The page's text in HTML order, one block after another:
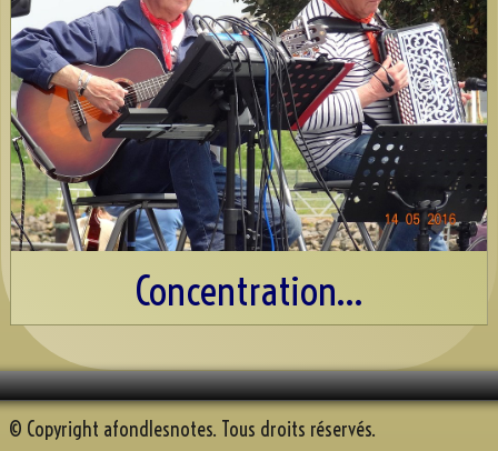
Répétons▼
Trombinoscope▼
Albums▼
Souvenirs récents
A.F.N. sur Youtube
Reportage Mille sabord 2025
Contact
Concentration...
© Copyright afondlesnotes. Tous droits réservés.